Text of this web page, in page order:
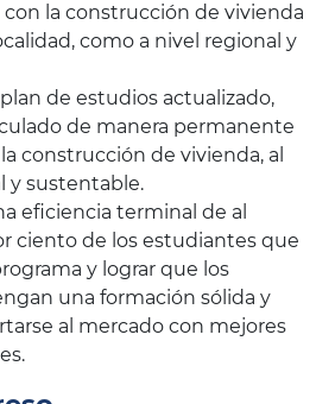
con la construcción de vivienda
como a nivel regional y
de estudios actualizado,
de manera permanente
construcción de vivienda, al
y sustentable.
eficiencia terminal de al
ciento de los estudiantes que
y lograr que los
una formación sólida y
al mercado con mejores